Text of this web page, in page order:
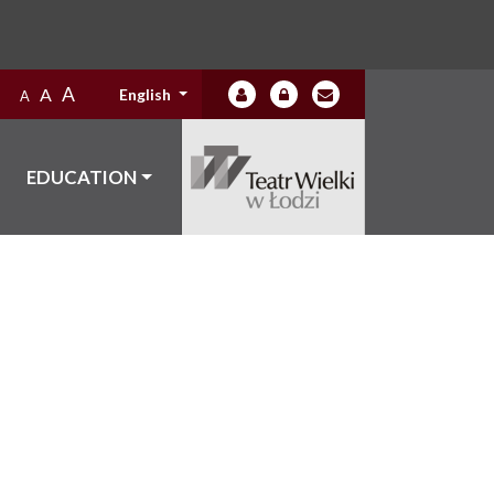
A A A English
EDUCATION